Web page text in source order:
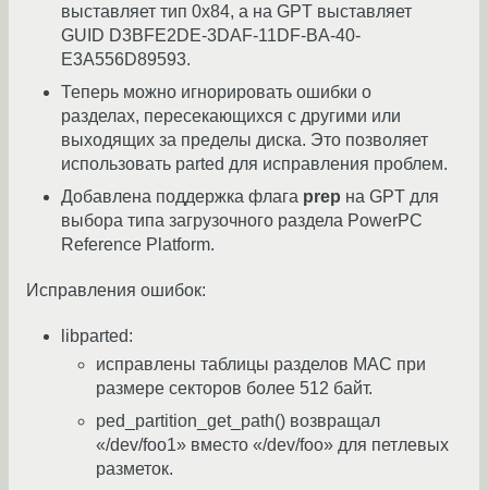
выставляет тип 0x84, а на GPT выставляет
GUID D3BFE2DE-3DAF-11DF-BA-40-
E3A556D89593.
Теперь можно игнорировать ошибки о
разделах, пересекающихся с другими или
выходящих за пределы диска. Это позволяет
использовать parted для исправления проблем.
Добавлена поддержка флага prep на GPT для
выбора типа загрузочного раздела PowerPC
Reference Platform.
Исправления ошибок:
libparted:
исправлены таблицы разделов MAC при
размере секторов более 512 байт.
ped_partition_get_path() возвращал
«/dev/foo1» вместо «/dev/foo» для петлевых
разметок.